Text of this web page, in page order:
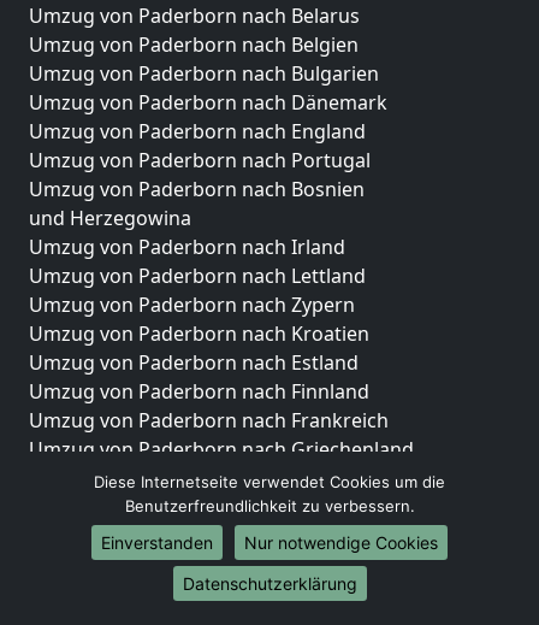
Umzug von Paderborn nach Belarus
Umzug von Paderborn nach Belgien
Umzug von Paderborn nach Bulgarien
Umzug von Paderborn nach Dänemark
Umzug von Paderborn nach England
Umzug von Paderborn nach Portugal
Umzug von Paderborn nach Bosnien
und Herzegowina
Umzug von Paderborn nach Irland
Umzug von Paderborn nach Lettland
Umzug von Paderborn nach Zypern
Umzug von Paderborn nach Kroatien
Umzug von Paderborn nach Estland
Umzug von Paderborn nach Finnland
Umzug von Paderborn nach Frankreich
Umzug von Paderborn nach Griechenland
Umzug von Paderborn nach Italien
Umzug von Paderborn nach Liechtenstein
Umzug von Paderborn nach Luxemburg
Umzug von Paderborn nach Niederlande
Umzug von Paderborn nach Norwegen
Diese Internetseite verwendet Cookies um die
Benutzerfreundlichkeit zu verbessern.
Einverstanden
Nur notwendige Cookies
Datenschutzerklärung